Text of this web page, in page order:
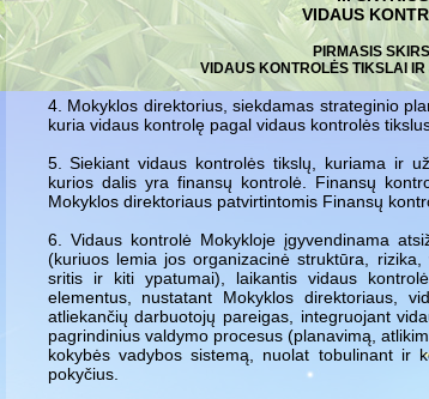
VIDAUS
PIRMASIS
VIDAUS KONTROLĖS TIKSLAI
4. Mokyklos direktorius, siekdamas strateginio
kuria vidaus kontrolę pagal vidaus kontrolės
5. Siekiant vidaus kontrolės tikslų, kuriama ir
kurios dalis yra finansų kontrolė. Finansų
Mokyklos direktoriaus patvirtintomis Finansų
6. Vidaus kontrolė Mokykloje įgyvendinama
(kuriuos lemia jos organizacinė struktūra,
sritis ir kiti ypatumai), laikantis vidaus
elementus, nustatant Mokyklos direktoriaus,
atliekančių darbuotojų pareigas, integruojant
pagrindinius valdymo procesus (planavimą,
kokybės vadybos sistemą, nuolat tobulinant ir
pokyčius.